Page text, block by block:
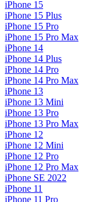
iPhone 15
iPhone 15 Plus
iPhone 15 Pro
iPhone 15 Pro Max
iPhone 14
iPhone 14 Plus
iPhone 14 Pro
iPhone 14 Pro Max
iPhone 13
iPhone 13 Mini
iPhone 13 Pro
iPhone 13 Pro Max
iPhone 12
iPhone 12 Mini
iPhone 12 Pro
iPhone 12 Pro Max
iPhone SE 2022
iPhone 11
iPhone 11 Pro